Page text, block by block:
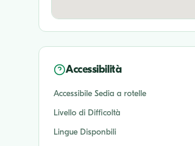
Accessibilità
Accessibile Sedia a rotelle
Livello di Difficoltà
Lingue Disponbili